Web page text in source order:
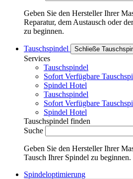
Geben Sie den Hersteller Ihrer
Reparatur, dem Austausch oder
zu beginnen.
Tauschspindel Schließe
Services
Tauschspindel
Sofort Verfügbare
Spindel Hotel
Tauschspindel
Sofort Verfügbare
Spindel Hotel
Tauschspindel finden
Suche
Geben Sie den Hersteller Ihrer
Tausch Ihrer Spindel zu beginnen.
Spindeloptimierung